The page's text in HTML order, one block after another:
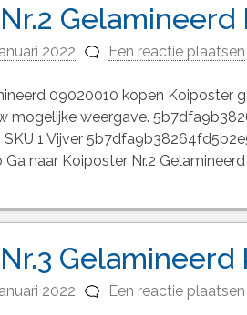
Gelamineerd
2022 Een reactie plaatsen
09020010 kopen Koiposter
mogelijke weergave.
1 Vijver
Ga naar Koiposter Nr.2 Gelamineerd
Gelamineerd
2022 Een reactie plaatsen